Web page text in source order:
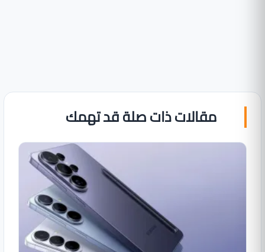
مقالات ذات صلة قد تهمك